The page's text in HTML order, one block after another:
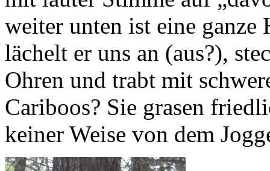
weiter unten ist eine
lächelt er uns an (aus?),
Ohren und trabt mit
Cariboos? Sie grasen
keiner Weise von dem